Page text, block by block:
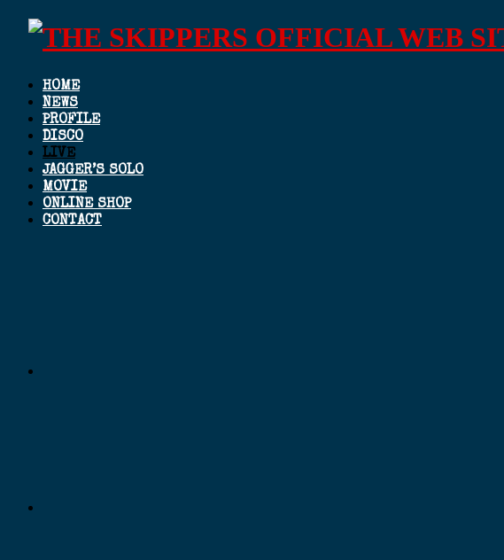
HOME
NEWS
PROFILE
DISCO
LIVE
JAGGER’S SOLO
MOVIE
ONLINE SHOP
CONTACT